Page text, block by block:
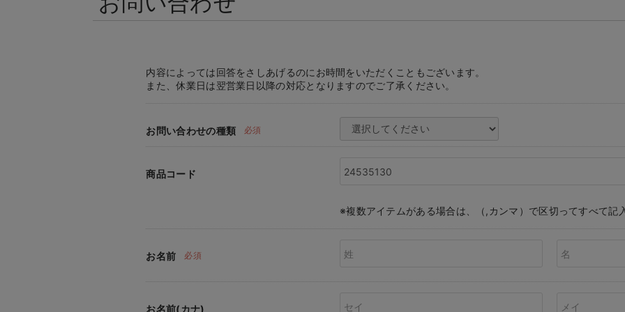
内容によっては回答をさしあげるのにお時間をいただくこともございます。
また、休業日は翌営業日以降の対応となりますのでご了承ください。
お問い合わせの種類 必須
商品コード
※複数アイテムがある場合は、（,カンマ）で区切ってすべて記
お名前 必須
お名前(カナ)